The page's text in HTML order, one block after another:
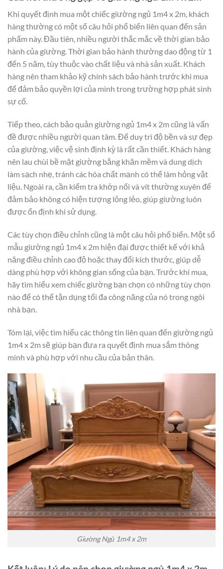
Khi quyết định mua một chiếc giường ngủ 1m4 x 2m, khách
hàng thường có một số câu hỏi phổ biến liên quan đến sản
phẩm này. Đầu tiên, nhiều người thắc mắc về thời gian bảo
hành của giường. Thời gian bảo hành thường dao động từ 1
đến 5 năm, tùy thuộc vào chất liệu và nhà sản xuất. Khách
hàng nên tham khảo kỹ chính sách bảo hành trước khi mua
để đảm bảo quyền lợi của mình trong trường hợp phát sinh
sự cố.
Tiếp theo, cách bảo quản giường ngủ 1m4 x 2m cũng là vấn
đề được nhiều người quan tâm. Để duy trì độ bền và sự đẹp
của giường, việc vệ sinh định kỳ là rất cần thiết. Khách hàng
nên lau chùi bề mặt giường bằng khăn mềm và dung dịch
làm sạch nhẹ, tránh các hóa chất mạnh có thể làm hỏng vật
liệu. Ngoài ra, cần kiểm tra khớp nối và vít thường xuyên để
đảm bảo không có hiện tượng lỏng lẻo, giúp giường luôn
được ổn định khi sử dụng.
Các tùy chọn điều chỉnh cũng là một câu hỏi phổ biến. Một số
mẫu giường ngủ 1m4 x 2m hiện đại được thiết kế với khả
năng điều chỉnh cao độ hoặc thay đổi kích thước, giúp dễ
dàng phù hợp với không gian sống của bạn. Trước khi mua,
hãy tìm hiểu xem chiếc giường bạn chọn có những tùy chọn
nào để có thể tận dụng tối đa công năng của nó trong ngôi
nhà bạn.
Tóm lại, việc tìm hiểu các thông tin liên quan đến giường ngủ
1m4 x 2m sẽ giúp bạn đưa ra quyết định mua sắm thông
minh và phù hợp với nhu cầu của bản thân.
Giường Ngủ 1m4 x 2m